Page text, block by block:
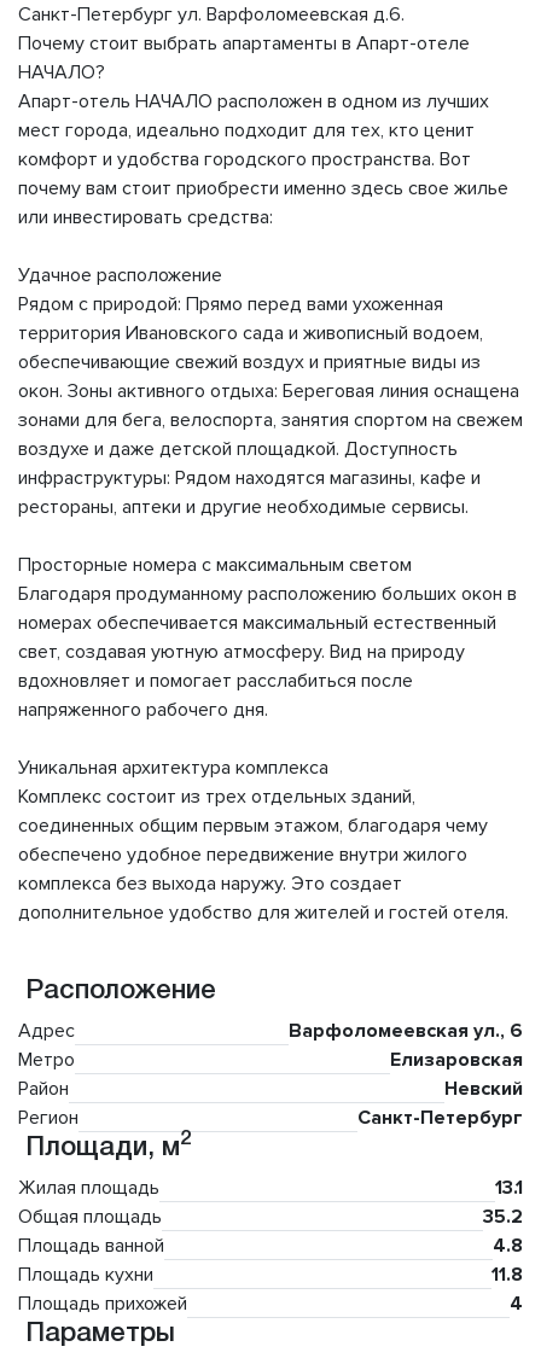
Санкт-Петербург ул. Варфоломеевская д.6.
Почему стоит выбрать апартаменты в Апарт-отеле
НАЧАЛО?
Апарт-отель НАЧАЛО расположен в одном из лучших
мест города, идеально подходит для тех, кто ценит
комфорт и удобства городского пространства. Вот
почему вам стоит приобрести именно здесь свое жилье
или инвестировать средства:
Удачное расположение
Рядом с природой: Прямо перед вами ухоженная
территория Ивановского сада и живописный водоем,
обеспечивающие свежий воздух и приятные виды из
окон. Зоны активного отдыха: Береговая линия оснащена
зонами для бега, велоспорта, занятия спортом на свежем
воздухе и даже детской площадкой. Доступность
инфраструктуры: Рядом находятся магазины, кафе и
рестораны, аптеки и другие необходимые сервисы.
Просторные номера с максимальным светом
Благодаря продуманному расположению больших окон в
номерах обеспечивается максимальный естественный
свет, создавая уютную атмосферу. Вид на природу
вдохновляет и помогает расслабиться после
напряженного рабочего дня.
Уникальная архитектура комплекса
Комплекс состоит из трех отдельных зданий,
соединенных общим первым этажом, благодаря чему
обеспечено удобное передвижение внутри жилого
комплекса без выхода наружу. Это создает
дополнительное удобство для жителей и гостей отеля.
Расположение
Адрес
Варфоломеевская ул., 6
Метро
Елизаровская
Район
Невский
Регион
Санкт-Петербург
Площади, м2
Жилая площадь
13.1
Общая площадь
35.2
Площадь ванной
4.8
Площадь кухни
11.8
Площадь прихожей
4
Параметры